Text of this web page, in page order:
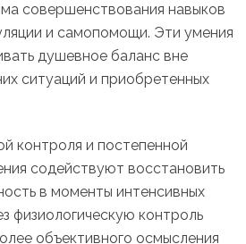
совершенствования навыков
и самопомощи. Эти умения
душевное баланс вне
ситуаций и приобретенных
контроля и постепенной
содействуют восстановить
в моменты интенсивных
физиологическую контроль
объективного осмысления